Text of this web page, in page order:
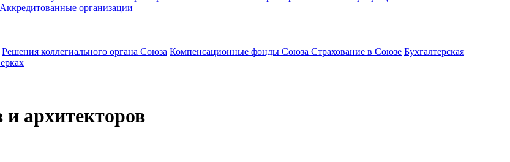
Аккредитованные организации
Решения коллегиального органа Союза Компенсационные фонды Союза Страхование в Союзе Бухгалтерская
архитекторов